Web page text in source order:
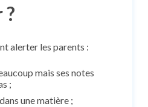
alerter les parents :
mais ses notes
;
une matière ;